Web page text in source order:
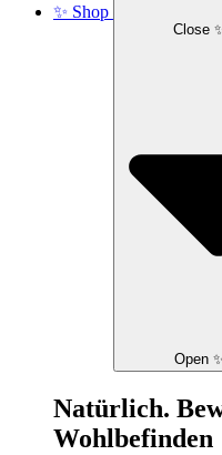
✨ Shop
Natürlich.
Wohlbefinden